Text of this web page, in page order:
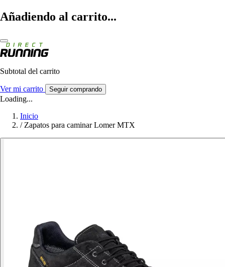
Añadiendo al carrito...
Subtotal del carrito
Ver mi carrito Seguir comprando
Loading...
Inicio
/ Zapatos para caminar Lomer MTX